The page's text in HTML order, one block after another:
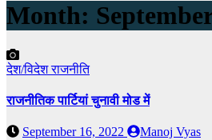
Month:
देश/विदेशराजनीति
राजनीतिक पार्टियां चुनावी मोड में
September 16, 2022
Manoj Vyas